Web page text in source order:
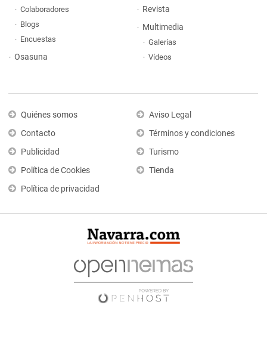
Colaboradores
Blogs
Encuestas
Osasuna
Revista
Multimedia
Galerías
Vídeos
Quiénes somos
Contacto
Publicidad
Política de Cookies
Política de privacidad
Aviso Legal
Términos y condiciones
Turismo
Tienda